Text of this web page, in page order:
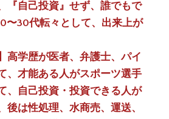
『自己投資』せず、誰でもで
〜30代転々として、出来上が
高学歴が医者、弁護士、パイ
、才能ある人がスポーツ選手
、自己投資・投資できる人が
後は性処理、水商売、運送、